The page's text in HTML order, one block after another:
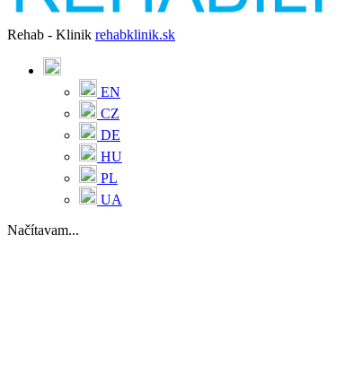
Rehab - Klinik rehabklinik.sk
EN
CZ
DE
HU
PL
UA
Načítavam...